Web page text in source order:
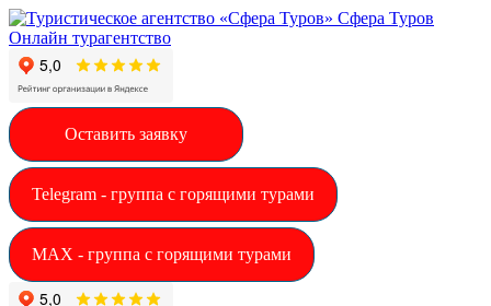
Сфера Туров
Онлайн турагентство
Оставить заявку
Telegram - группа с горящими турами
MAX - группа с горящими турами